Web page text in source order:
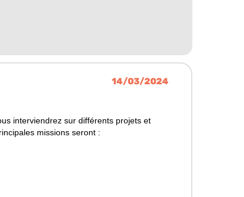
14/03/2024
interviendrez sur différents projets et
missions seront :